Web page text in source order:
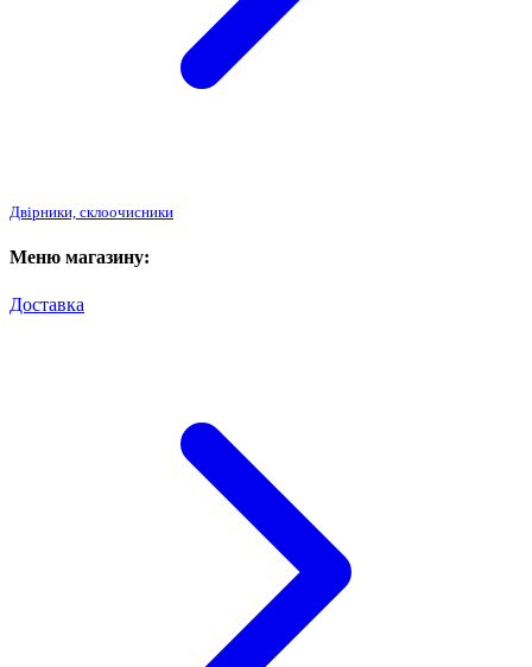
Двірники, склоочисники
Меню магазину:
Доставка